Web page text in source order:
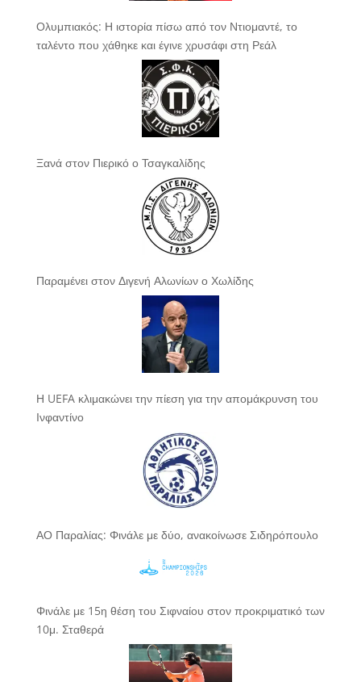
Ολυμπιακός: Η ιστορία πίσω από τον Ντιομαντέ, το
ταλέντο που χάθηκε και έγινε χρυσάφι στη Ρεάλ
Ξανά στον Πιερικό ο Τσαγκαλίδης
Παραμένει στον Διγενή Αλωνίων ο Χωλίδης
Η UEFA κλιμακώνει την πίεση για την απομάκρυνση του
Ινφαντίνο
ΑΟ Παραλίας: Φινάλε με δύο, ανακοίνωσε Σιδηρόπουλο
Φινάλε με 15η θέση του Σιφναίου στον προκριματικό των
10μ. Σταθερά